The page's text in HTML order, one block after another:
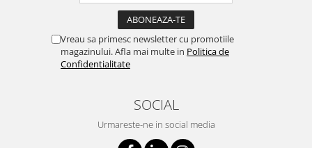
Vreau sa primesc newsletter cu promotiile
magazinului. Afla mai multe in Politica de
Confidentialitate
SOCIAL
Urmareste-ne in social media